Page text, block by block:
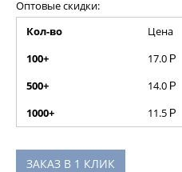
Оптовые скидки:
Кол-во
Цена
100+
17.0 Р
500+ 14.0 Р
1000+ 11.5 Р
ЗАКАЗ В 1 КЛИК